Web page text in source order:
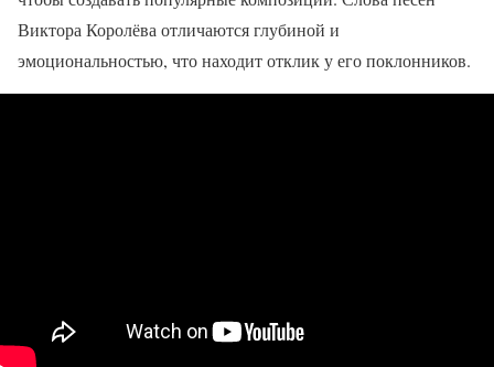
Виктора Королёва отличаются глубиной и
эмоциональностью, что находит отклик у его поклонников.